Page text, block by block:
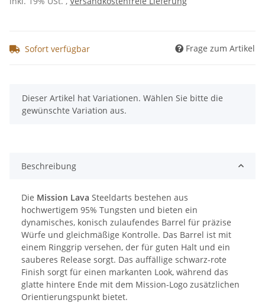
Sofort verfügbar Frage zum Artikel
x
Dieser Artikel hat Variationen. Wählen Sie bitte die
gewünschte Variation aus.
Beschreibung
Die Mission Lava Steeldarts bestehen aus
hochwertigem 95% Tungsten und bieten ein
dynamisches, konisch zulaufendes Barrel für präzise
Würfe und gleichmäßige Kontrolle. Das Barrel ist mit
einem Ringgrip versehen, der für guten Halt und ein
sauberes Release sorgt. Das auffällige schwarz-rote
Finish sorgt für einen markanten Look, während das
glatte hintere Ende mit dem Mission-Logo zusätzlichen
Orientierungspunkt bietet.